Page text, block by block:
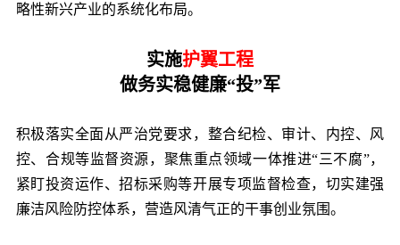
略性新兴产业的系统化布局。
实施护翼工程
做务实稳健廉“投”军
积极落实全面从严治党要求，整合纪检、审计、内控、风
控、合规等监督资源，聚焦重点领域一体推进“三不腐”，
紧盯投资运作、招标采购等开展专项监督检查，切实建强
廉洁风险防控体系，营造风清气正的干事创业氛围。